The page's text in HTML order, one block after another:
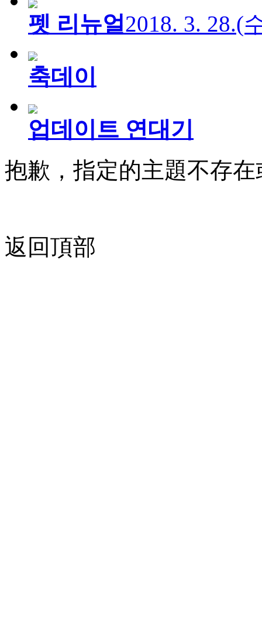
펫 리뉴얼2018. 3. 28.(
축데이
업데이트 연대기
抱歉，指定的主題不存
返回頂部